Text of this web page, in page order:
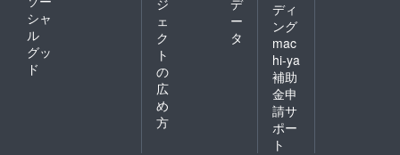
シャ
ル
グッ
ド
ジ
ェ
ク
ト
の
広
め
方
デ
ー
タ
ディ
ング
mac
hi-ya
補助
金申
請サ
ポー
ト